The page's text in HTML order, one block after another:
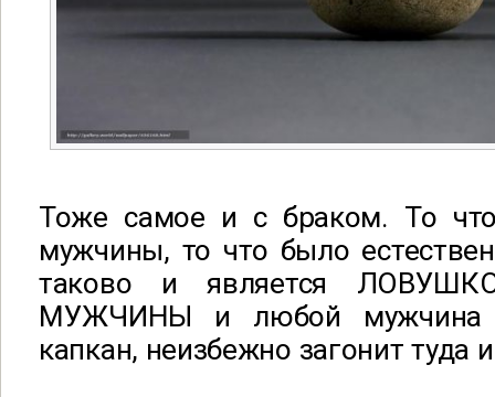
Тоже самое и с браком. То
мужчины, то что было
таково и является
МУЖЧИНЫ и любой мужчина
капкан, неизбежно загонит туда